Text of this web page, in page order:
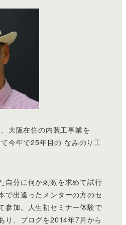
大阪在住の内装工事業を
今年で25年目の なみのり工
自分に何か刺激を求めて試行
で出逢ったメンターの方のセ
参加。人生初セミナー体験で
り、ブログを2014年7月から